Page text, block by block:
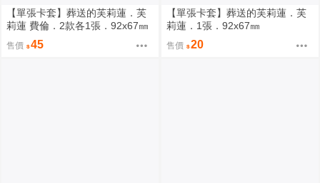
【單張卡套】葬送的芙莉蓮．芙
莉蓮 費倫．2款各1張．92x67㎜
售價 45
【單張卡套】葬送的芙莉蓮．芙
莉蓮．1張．92x67㎜
售價 20